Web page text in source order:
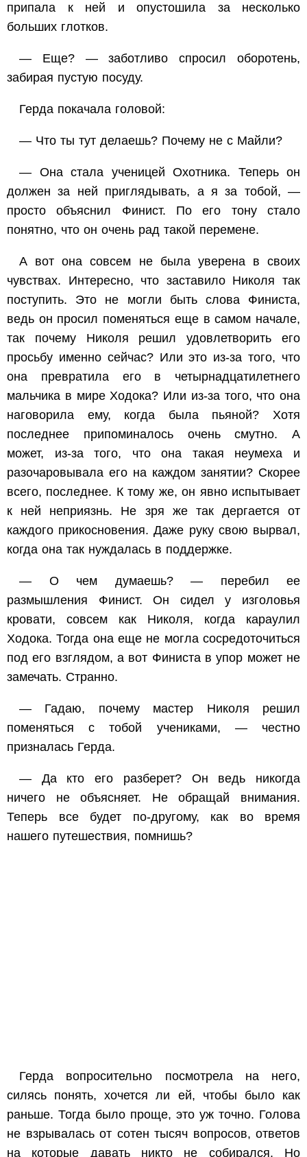
припала к ней и опустошила за несколько
больших глотков.
— Еще? — заботливо спросил оборотень,
забирая пустую посуду.
Герда покачала головой:
— Что ты тут делаешь? Почему не с Майли?
— Она стала ученицей Охотника. Теперь он
должен за ней приглядывать, а я за тобой, —
просто объяснил Финист. По его тону стало
понятно, что он очень рад такой перемене.
А вот она совсем не была уверена в своих
чувствах. Интересно, что заставило Николя так
поступить. Это не могли быть слова Финиста,
ведь он просил поменяться еще в самом начале,
так почему Николя решил удовлетворить его
просьбу именно сейчас? Или это из-за того, что
она превратила его в четырнадцатилетнего
мальчика в мире Ходока? Или из-за того, что она
наговорила ему, когда была пьяной? Хотя
последнее припоминалось очень смутно. А
может, из-за того, что она такая неумеха и
разочаровывала его на каждом занятии? Скорее
всего, последнее. К тому же, он явно испытывает
к ней неприязнь. Не зря же так дергается от
каждого прикосновения. Даже руку свою вырвал,
когда она так нуждалась в поддержке.
— О чем думаешь? — перебил ее
размышления Финист. Он сидел у изголовья
кровати, совсем как Николя, когда караулил
Ходока. Тогда она еще не могла сосредоточиться
под его взглядом, а вот Финиста в упор может не
замечать. Странно.
— Гадаю, почему мастер Николя решил
поменяться с тобой учениками, — честно
призналась Герда.
— Да кто его разберет? Он ведь никогда
ничего не объясняет. Не обращай внимания.
Теперь все будет по-другому, как во время
нашего путешествия, помнишь?
Герда вопросительно посмотрела на него,
силясь понять, хочется ли ей, чтобы было как
раньше. Тогда было проще, это уж точно. Голова
не взрывалась от сотен тысяч вопросов, ответов
на которые давать никто не собирался. Но